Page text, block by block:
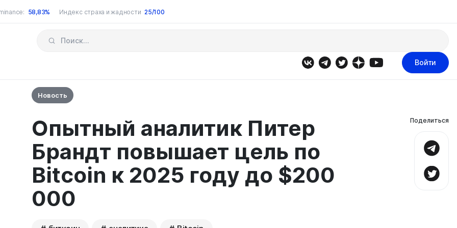
58,83% Индекс страха и жадности 25/100
Войти
Новость
Опытный аналитик Питер
Брандт повышает цель по
Bitcoin к 2025 году до $200
000
Поделиться